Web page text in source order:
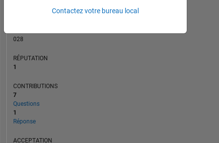
028
RÉPUTATION
1
CONTRIBUTIONS
7
Questions
1
Réponse
ACCEPTATION
Contactez votre bureau local